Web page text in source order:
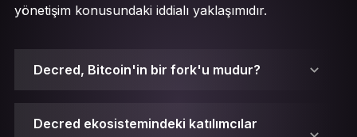
yönetişim konusundaki iddialı yaklaşımıdır.
Decred, Bitcoin'in bir fork'u mudur?
Decred ekosistemindeki katılımcılar